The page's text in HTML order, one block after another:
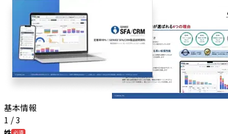
基本情報
1 /3
必須